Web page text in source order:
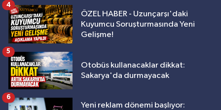
ÖZEL HABER - Uzunçarşı'daki
Kuyumcu Soruşturmasında Yeni
Gelişme!
4
Otobüs kullanacaklar dikkat:
Sakarya'da durmayacak
5
Yeni reklam dönemi başlıyor:
6